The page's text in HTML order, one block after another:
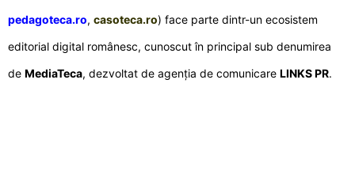
pedagoteca.ro, casoteca.ro) face parte dintr-un ecosistem
editorial digital românesc, cunoscut în principal sub denumirea
de MediaTeca, dezvoltat de agenția de comunicare LINKS PR.